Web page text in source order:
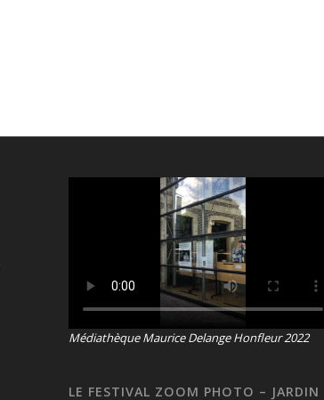
Médiathèque Maurice Delange Honfleur 2022
LE FESTIVAL ZOOM PHOTO – JARDIN